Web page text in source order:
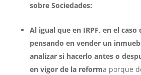
sobre Sociedades:
Al igual que en IRPF, en el caso
pensando en vender un
analizar si hacerlo antes o
en vigor de la reforma porque